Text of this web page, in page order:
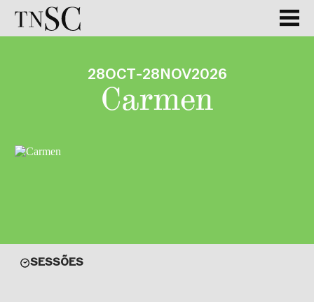
28OCT-28NOV2026
Carmen
SESSÕES